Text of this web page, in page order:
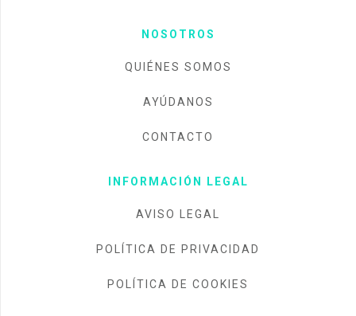
NOSOTROS
QUIÉNES SOMOS
AYÚDANOS
CONTACTO
INFORMACIÓN LEGAL
AVISO LEGAL
POLÍTICA DE PRIVACIDAD
POLÍTICA DE COOKIES